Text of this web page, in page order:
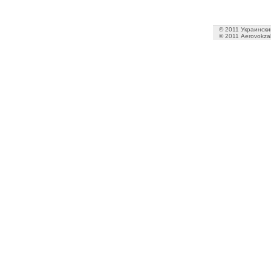
© 2011
© 2011 Aerovokzal